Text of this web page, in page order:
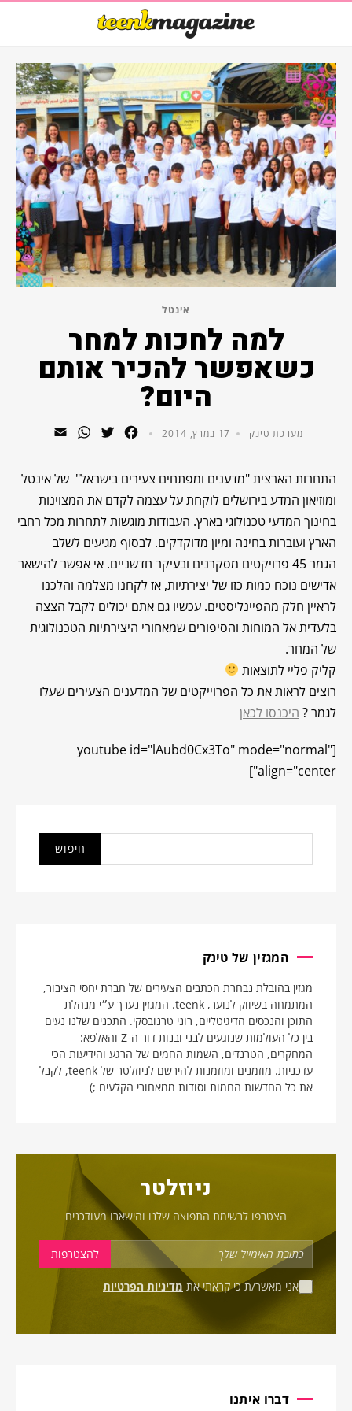
אינטל
למה לחכות למחר
כשאפשר להכיר אותם
היום?
מערכת טינק 17 במרץ, 2014 Facebook
Twitter
WhatsApp
התחרות הארצית "מדענים ומפתחים צעירים בישראל" של אינטל
ומוזיאון המדע בירושלים לוקחת על עצמה לקדם את המצוינות
בחינוך המדעי טכנולוגי בארץ. העבודות מוגשות לתחרות מכל רחבי
הארץ ועוברות בחינה ומיון מדוקדקים. לבסוף מגיעים לשלב
הגמר 45 פרויקטים מסקרנים ובעיקר חדשניים. אי אפשר להישאר
אדישים נוכח כמות כזו של יצירתיות, אז לקחנו מצלמה והלכנו
לראיין חלק מהפיינליסטים. עכשיו גם אתם יכולים לקבל הצצה
בלעדית אל המוחות והסיפורים שמאחורי היצירתיות הטכנולוגית
של המחר.
קליק פליי לתוצאות
רוצים לראות את כל הפרוייקטים של המדענים הצעירים שעלו
לגמר ? היכנסו לכאן
[youtube id="lAubd0Cx3To" mode="normal"
align="center"]
המגזין של טינק
מגזין בהובלת נבחרת הכתבים הצעירים של חברת יחסי הציבור,
המתמחה בשיווק לנוער, teenk. המגזין נערך ע״י מנהלת
התוכן והנכסים הדיגיטליים, רוני טרנובסקי. התכנים שלנו נעים
בין כל העולמות שנוגעים לבני ובנות דור ה-Z והאלפא:
המחקרים, הטרנדים, השמות החמים של הרגע והידיעות הכי
עדכניות. מוזמנים ומוזמנות להירשם לניוזלטר של teenk, לקבל
את כל החדשות החמות וסודות ממאחורי הקלעים ;)
ניוזלטר
הצטרפו לרשימת התפוצה שלנו והישארו מעודכנים
אני מאשר/ת כי קראתי את מדיניות הפרטיות
דברו איתנו